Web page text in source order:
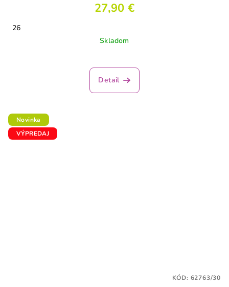
27,90 €
26
Skladom
Detail
Novinka
VÝPREDAJ
KÓD: 62763/30